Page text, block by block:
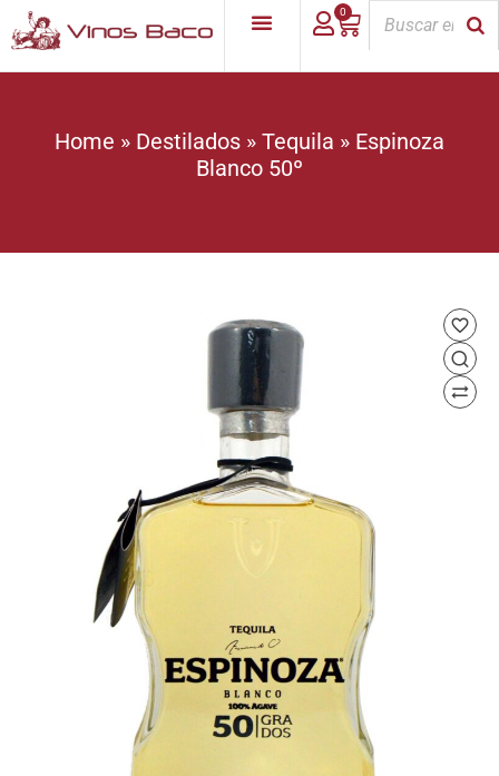
0
Home » Destilados » Tequila » Espinoza
Blanco 50º